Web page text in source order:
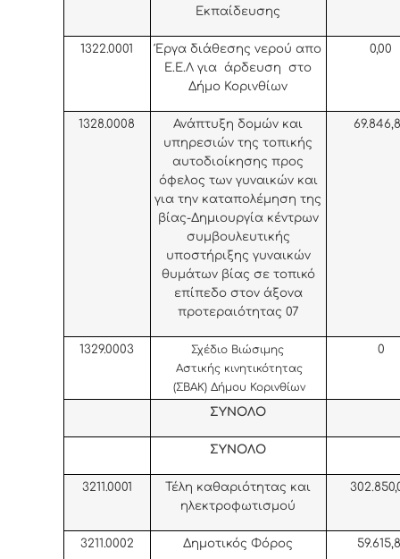
Εκπαίδευσης
1322.0001
Έργα διάθεσης νερού απο
Ε.Ε.Λ για άρδευση στο
Δήμο Κορινθίων
0,00
1328.0008
Ανάπτυξη δομών και
υπηρεσιών της τοπικής
αυτοδιοίκησης προς
όφελος των γυναικών και
για την καταπολέμηση της
βίας-Δημιουργία κέντρων
συμβουλευτικής
υποστήριξης γυναικών
θυμάτων βίας σε τοπικό
επίπεδο στον άξονα
προτεραιότητας 07
1329.0003
Σχέδιο Βιώσιμης
Αστικής κινητικότητας
(ΣΒΑΚ) Δήμου Κορινθίων
0
ΣΥΝΟΛΟ
ΣΥΝΟΛΟ
3211.0001
Τέλη καθαριότητας και
ηλεκτροφωτισμού
3211.0002 Δημοτικός Φόρος